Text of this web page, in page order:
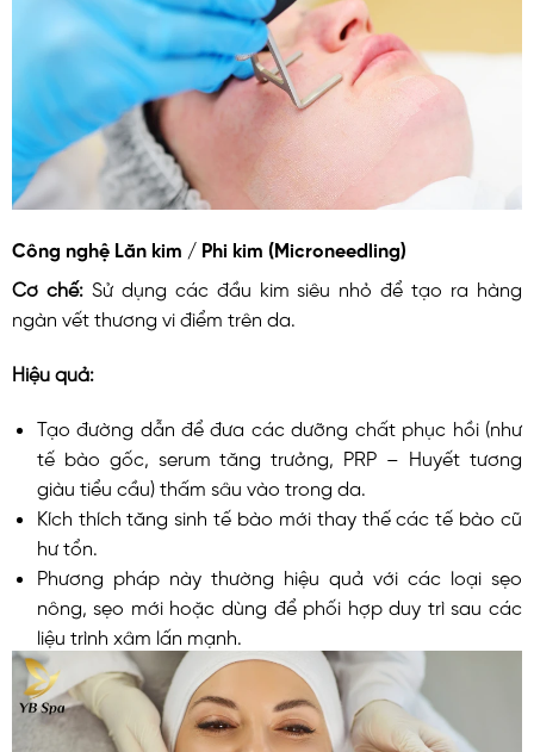
Công nghệ Lăn kim / Phi kim (Microneedling)
Cơ chế: Sử dụng các đầu kim siêu nhỏ để tạo ra hàng
ngàn vết thương vi điểm trên da.
Hiệu quả:
Tạo đường dẫn để đưa các dưỡng chất phục hồi (như
tế bào gốc, serum tăng trưởng, PRP – Huyết tương
giàu tiểu cầu) thấm sâu vào trong da.
Kích thích tăng sinh tế bào mới thay thế các tế bào cũ
hư tổn.
Phương pháp này thường hiệu quả với các loại sẹo
nông, sẹo mới hoặc dùng để phối hợp duy trì sau các
liệu trình xâm lấn mạnh.